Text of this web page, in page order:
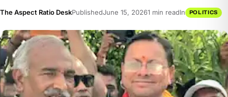
The Aspect Ratio DeskPublishedJune 15, 20261 min readIn POLITICS